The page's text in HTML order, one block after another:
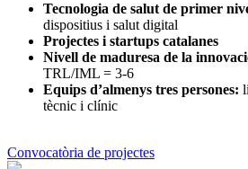
Tecnologia de salut de primer
dispositius i salut digital
Projectes i startups catalanes
Nivell de maduresa de la
TRL/IML = 3-6
Equips d’almenys tres persones:
tècnic i clínic
Convocatòria de projectes